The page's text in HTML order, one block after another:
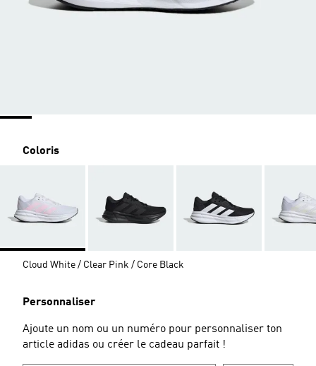
Coloris
Cloud White / Clear Pink / Core Black
Personnaliser
Ajoute un nom ou un numéro pour personnaliser ton
article adidas ou créer le cadeau parfait !